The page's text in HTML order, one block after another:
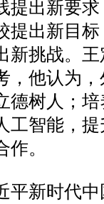
提出新要
提出新目
新挑战。
，他认为
德树人；
工智能，
。
平新时代